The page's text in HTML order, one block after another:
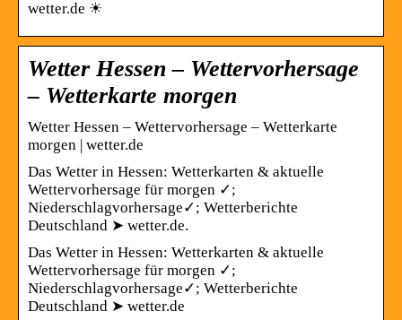
wetter.de ☀
Wetter Hessen – Wettervorhersage
– Wetterkarte morgen
Wetter Hessen – Wettervorhersage – Wetterkarte
morgen | wetter.de
Das Wetter in Hessen: Wetterkarten & aktuelle
Wettervorhersage für morgen ✓;
Niederschlagvorhersage✓; Wetterberichte
Deutschland ➤ wetter.de.
Das Wetter in Hessen: Wetterkarten & aktuelle
Wettervorhersage für morgen ✓;
Niederschlagvorhersage✓; Wetterberichte
Deutschland ➤ wetter.de